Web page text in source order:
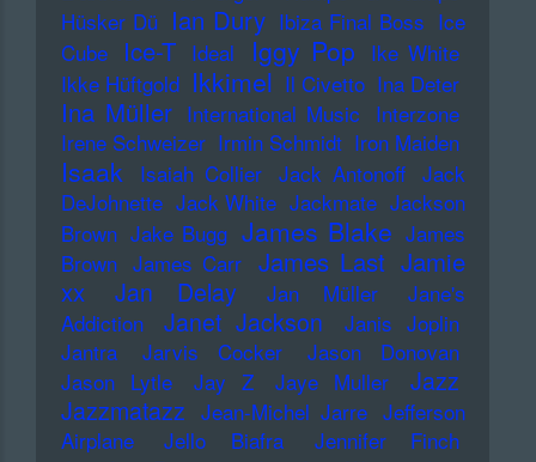
Hüsker Dü Ian Dury Ibiza Final Boss Ice
Cube
Ice-T Ideal Iggy Pop Ike White
Ikke Hüftgold Ikkimel Il Civetto Ina Deter
Ina Müller International Music Interzone
Irene Schweizer Irmin Schmidt Iron Maiden
Isaak Isaiah Collier Jack Antonoff Jack
DeJohnette Jack White Jackmate Jackson
Brown Jake Bugg James Blake James
Brown James Carr James Last Jamie
xx
Jan Delay Jan Müller
Jane's
Addiction
Janet Jackson
Janis Joplin
Jantra
Jarvis Cocker
Jason Donovan
Jason Lytle
Jay Z Jaye Muller
Jazz
Jazzmatazz Jean-Michel Jarre Jefferson
Airplane
Jello Biafra
Jennifer Finch